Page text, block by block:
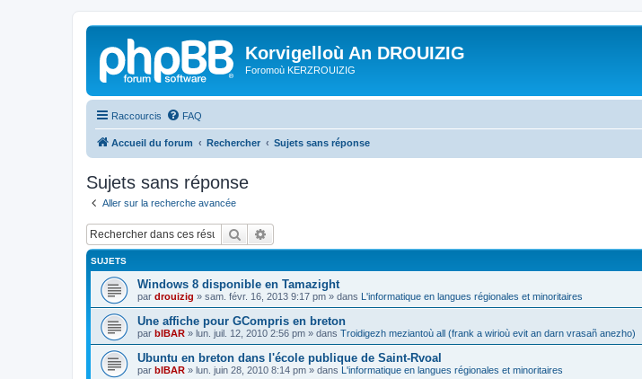
Korvigelloù An DROUIZIG
Foromoù KERZROUIZIG
Raccourcis FAQ
Accueil du forum Rechercher Sujets sans réponse
Sujets sans réponse
Aller sur la recherche avancée
Rechercher
SUJETS
Windows 8 disponible en Tamazight
par drouizig » sam. févr. 16, 2013 9:17 pm » dans L'informatique en langues régionales et minoritaires
Une affiche pour GCompris en breton
par bIBAR » lun. juil. 12, 2010 2:56 pm » dans Troidigezh meziantoù all (frank a wirioù evit an darn vrasañ anezho)
Ubuntu en breton dans l'école publique de Saint-Rvoal
par bIBAR » lun. juin 28, 2010 8:14 pm » dans L'informatique en langues régionales et minoritaires